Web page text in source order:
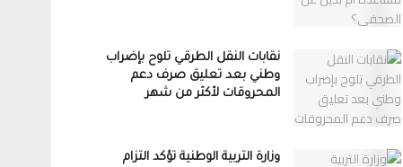
نقابات النقل الطرقي تلوح بإضراب
وطني بعد تعليق صرف دعم
المحروقات لأكثر من شهر
وزارة التربية الوطنية تؤكد التزام